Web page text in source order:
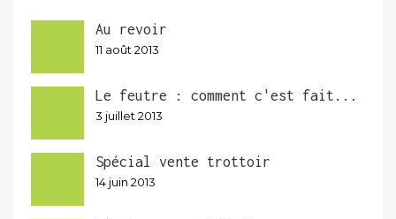
Au revoir
11 août 2013
Le feutre : comment c'est fait...
3 juillet 2013
Spécial vente trottoir
14 juin 2013